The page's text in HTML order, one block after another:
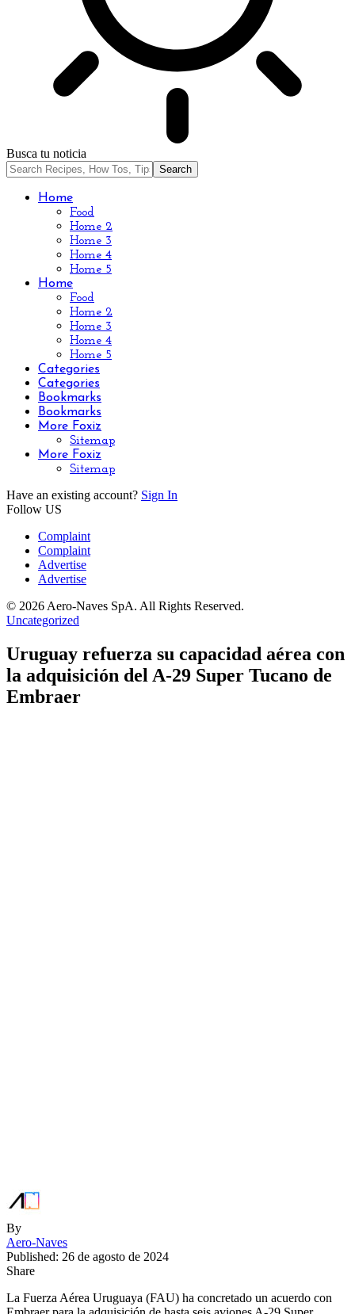
Busca tu noticia
Home
Food
Home 2
Home 3
Home 4
Home 5
Home
Food
Home 2
Home 3
Home 4
Home 5
Categories
Categories
Bookmarks
Bookmarks
More Foxiz
Sitemap
More Foxiz
Sitemap
Have an existing account? Sign In
Follow US
Complaint
Complaint
Advertise
Advertise
© 2026 Aero-Naves SpA. All Rights Reserved.
Uncategorized
Uruguay refuerza su capacidad aérea con
la adquisición del A-29 Super Tucano de
Embraer
By
Aero-Naves
Published: 26 de agosto de 2024
Share
La Fuerza Aérea Uruguaya (FAU) ha concretado un acuerdo con